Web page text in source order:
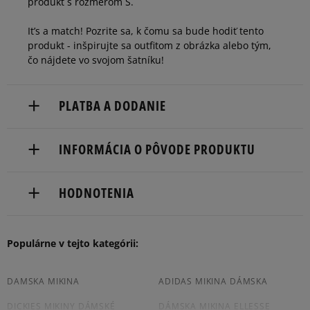
It’s a match! Pozrite sa, k čomu sa bude hodiť tento
produkt - inšpirujte sa outfitom z obrázka alebo tým,
čo nájdete vo svojom šatníku!
PLATBA A DODANIE
Dostupné spôsoby doručenia:
boxy: Z-BOX),
slovenská pošta - na adresu,
Dostupné spôsoby platby:
prevod,
INFORMÁCIA O PÔVODE PRODUKTU
Hoogoorddreef 9a
serviceinfo@onlineshop.adidas.com
HODNOTENIA
Produkt nemá žiadne recenzie
Populárne v tejto kategórii:
DAMSKA MIKINA ADIDAS MIKINA DÁMSKA
DICKIES MIKINY DÁMSKÉ DÁMSKA MIKINA ELLESSE